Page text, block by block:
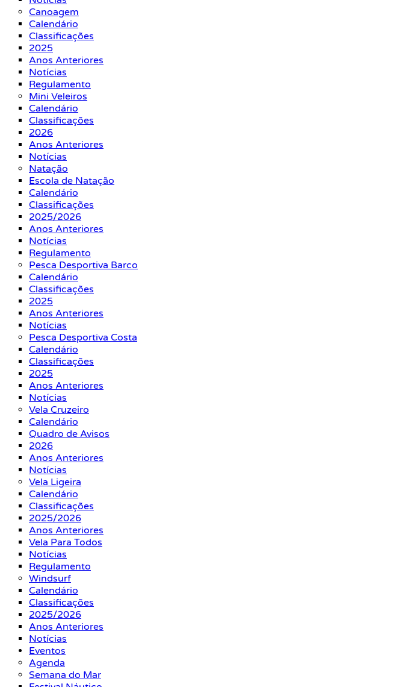
Canoagem
Calendário
Classificações
2025
Anos Anteriores
Notícias
Regulamento
Mini Veleiros
Calendário
Classificações
2026
Anos Anteriores
Notícias
Natação
Escola de Natação
Calendário
Classificações
2025/2026
Anos Anteriores
Notícias
Regulamento
Pesca Desportiva Barco
Calendário
Classificações
2025
Anos Anteriores
Notícias
Pesca Desportiva Costa
Calendário
Classificações
2025
Anos Anteriores
Notícias
Vela Cruzeiro
Calendário
Quadro de Avisos
2026
Anos Anteriores
Notícias
Vela Ligeira
Calendário
Classificações
2025/2026
Anos Anteriores
Vela Para Todos
Notícias
Regulamento
Windsurf
Calendário
Classificações
2025/2026
Anos Anteriores
Notícias
Eventos
Agenda
Semana do Mar